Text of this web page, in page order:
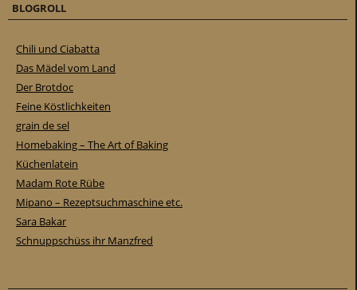
BLOGROLL
Chili und Ciabatta
Das Mädel vom Land
Der Brotdoc
Feine Köstlichkeiten
grain de sel
Homebaking – The Art of Baking
Küchenlatein
Madam Rote Rübe
Mipano – Rezeptsuchmaschine etc.
Sara Bakar
Schnuppschüss ihr Manzfred